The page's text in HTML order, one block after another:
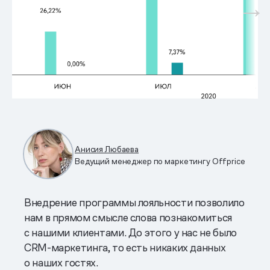
Анисия Любаева
Ведущий менеджер по маркетингу Offprice
Внедрение программы лояльности позволило
нам в прямом смысле слова познакомиться
с нашими клиентами. До этого у нас не было
CRM-маркетинга, то есть никаких данных
о наших гостях.